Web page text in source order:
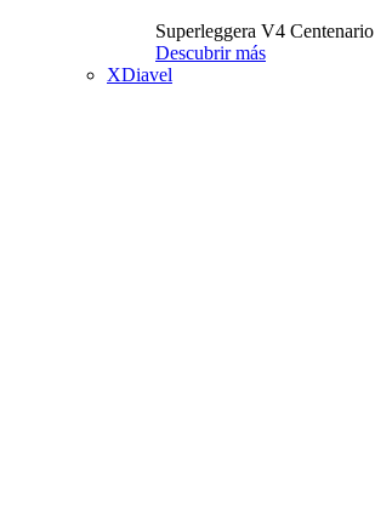
Superleggera V4 Centenario
Descubrir más
XDiavel